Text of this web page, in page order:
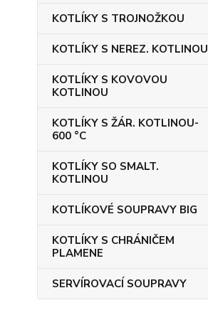
KOTLÍKY S TROJNOŽKOU
KOTLÍKY S NEREZ. KOTLINOU
KOTLÍKY S KOVOVOU
KOTLINOU
KOTLÍKY S ŽÁR. KOTLINOU-
600 °C
KOTLÍKY SO SMALT.
KOTLINOU
KOTLÍKOVÉ SOUPRAVY BIG
KOTLÍKY S CHRÁNIČEM
PLAMENE
SERVÍROVACÍ SOUPRAVY